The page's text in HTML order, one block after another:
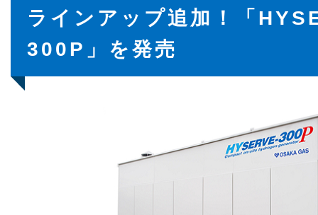
ラインアップ追加！「
300P」を発売